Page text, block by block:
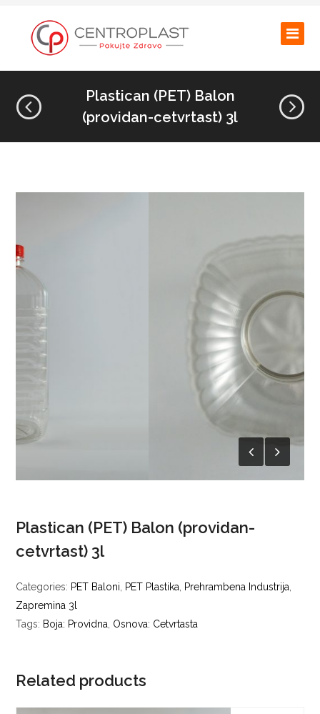
Plastican (PET) Balon
(providan-cetvrtast) 3l
Plastican (PET) Balon (providan-
cetvrtast) 3l
Categories: PET Baloni PET Plastika Prehrambena Industrija
Zapremina 3l
Tags: Boja: Providna Osnova: Cetvrtasta
Related products